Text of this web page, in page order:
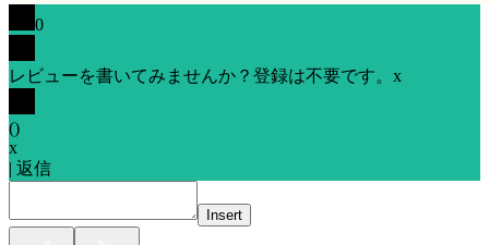
0
レビューを書いてみませんか？登録は不要です。 x
()
x
| 返信
Insert